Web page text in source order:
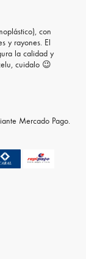
con
y rayones. El
la calidad y
cuidalo 😉
Mercado Pago.